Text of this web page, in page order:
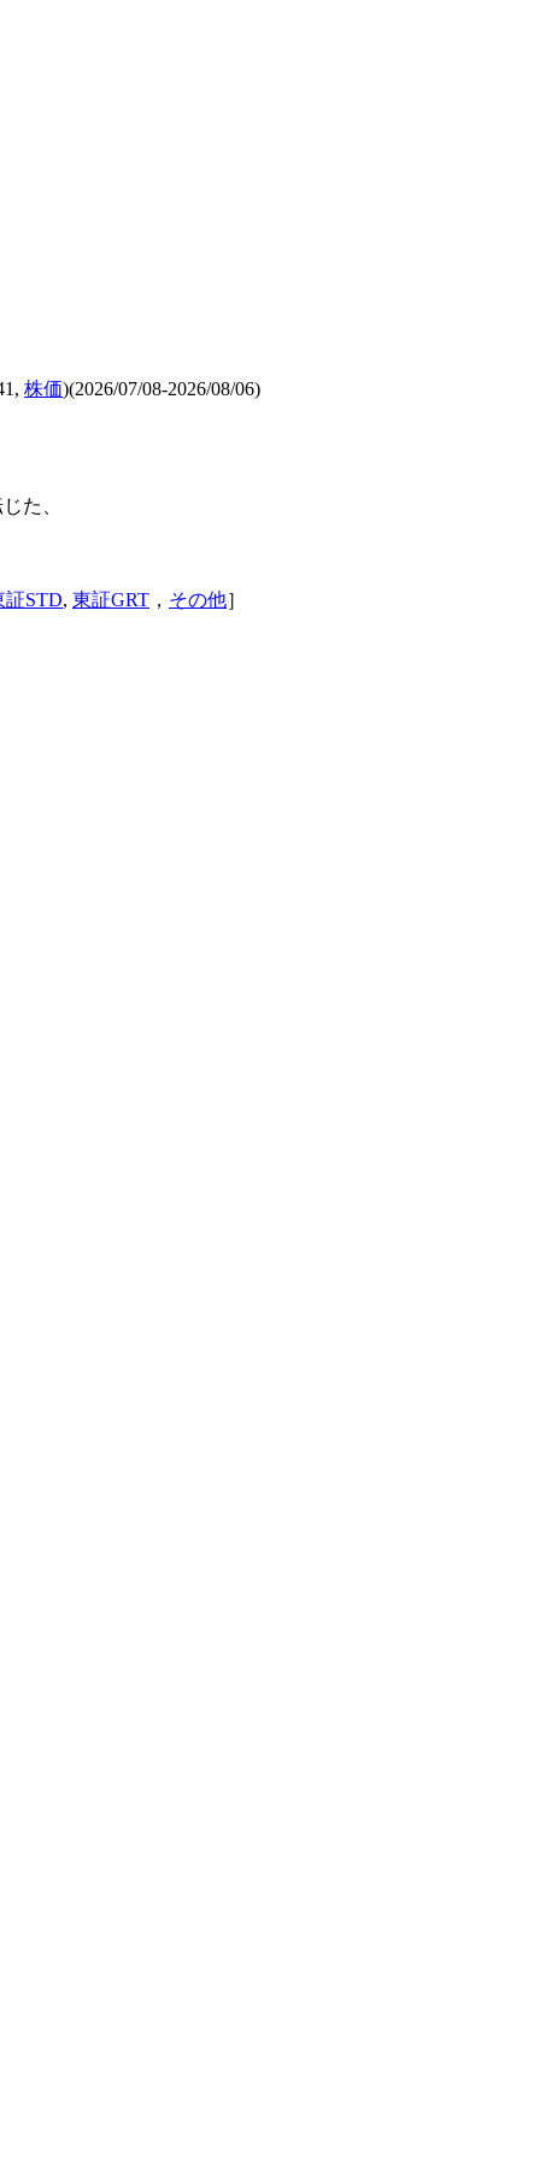
株価)(2026/07/08-2026/08/06)
た、
証STD, 東証GRT ， その他］